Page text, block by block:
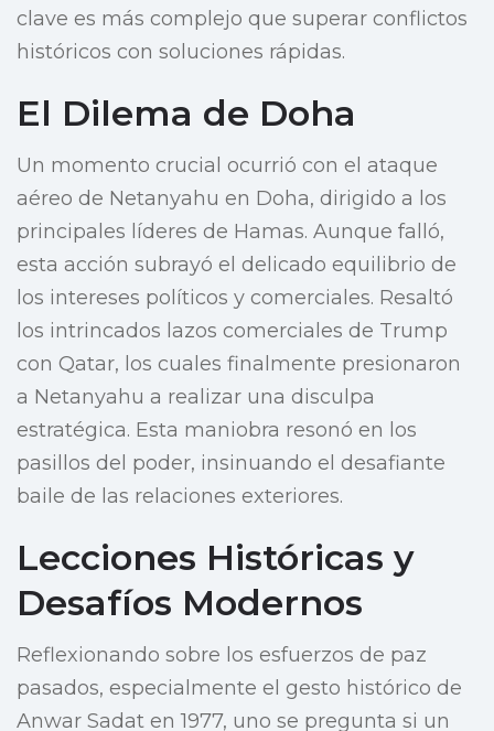
clave es más complejo que superar conflictos
históricos con soluciones rápidas.
El Dilema de Doha
Un momento crucial ocurrió con el ataque
aéreo de Netanyahu en Doha, dirigido a los
principales líderes de Hamas. Aunque falló,
esta acción subrayó el delicado equilibrio de
los intereses políticos y comerciales. Resaltó
los intrincados lazos comerciales de Trump
con Qatar, los cuales finalmente presionaron
a Netanyahu a realizar una disculpa
estratégica. Esta maniobra resonó en los
pasillos del poder, insinuando el desafiante
baile de las relaciones exteriores.
Lecciones Históricas y
Desafíos Modernos
Reflexionando sobre los esfuerzos de paz
pasados, especialmente el gesto histórico de
Anwar Sadat en 1977, uno se pregunta si un